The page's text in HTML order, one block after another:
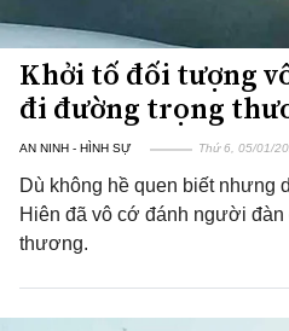
Khởi tố đối tượng
đi đường trọng
AN NINH - HÌNH SỰ Thứ 6, 05/01/
Dù không hề quen biết nhưng
Hiên đã vô cớ đánh người
thương.